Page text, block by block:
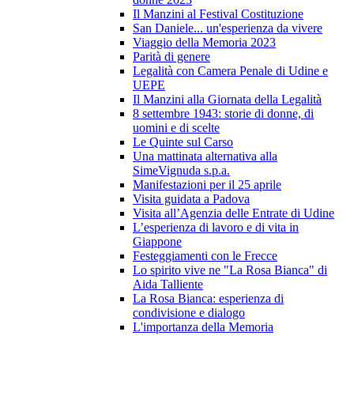
Il Manzini al Festival Costituzione
San Daniele... un'esperienza da vivere
Viaggio della Memoria 2023
Parità di genere
Legalità con Camera Penale di Udine e
UEPE
Il Manzini alla Giornata della Legalità
8 settembre 1943: storie di donne, di
uomini e di scelte
Le Quinte sul Carso
Una mattinata alternativa alla
SimeVignuda s.p.a.
Manifestazioni per il 25 aprile
Visita guidata a Padova
Visita all’Agenzia delle Entrate di Udine
L’esperienza di lavoro e di vita in
Giappone
Festeggiamenti con le Frecce
Lo spirito vive ne "La Rosa Bianca" di
Aida Talliente
La Rosa Bianca: esperienza di
condivisione e dialogo
L'importanza della Memoria